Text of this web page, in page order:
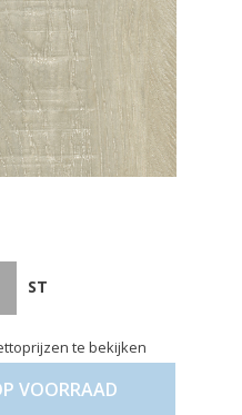
ST
te bekijken
VOORRAAD